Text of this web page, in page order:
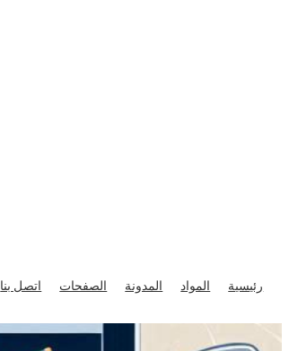
رئيسية المواد المدونة الصفحات اتصل بنا